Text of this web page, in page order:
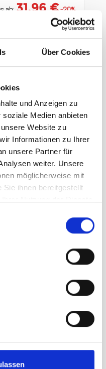
Über Cookies
und Anzeigen zu
Medien anbieten
Website zu
Informationen zu Ihrer
unsere Partner für
weiter. Unsere
möglicherweise mit
Sie ihnen bereitgestellt
ab: 31,96 €-20%